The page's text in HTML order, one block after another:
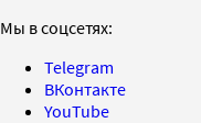
Мы в соцсетях:
Telegram
ВКонтакте
YouTube